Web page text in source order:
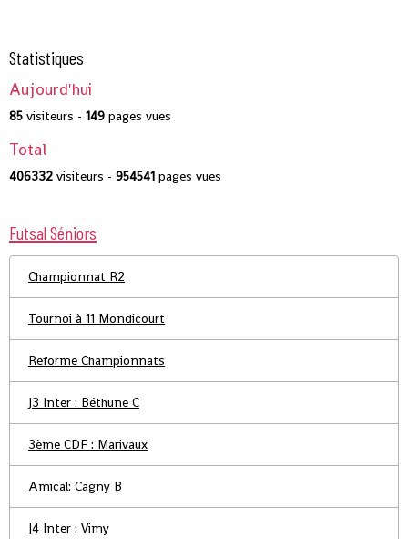
Statistiques
Aujourd'hui
85 visiteurs - 149 pages vues
Total
406332 visiteurs - 954541 pages vues
Futsal Séniors
Championnat R2
Tournoi à 11 Mondicourt
Reforme Championnats
J3 Inter : Béthune C
3ème CDF : Marivaux
Amical: Cagny B
J4 Inter : Vimy